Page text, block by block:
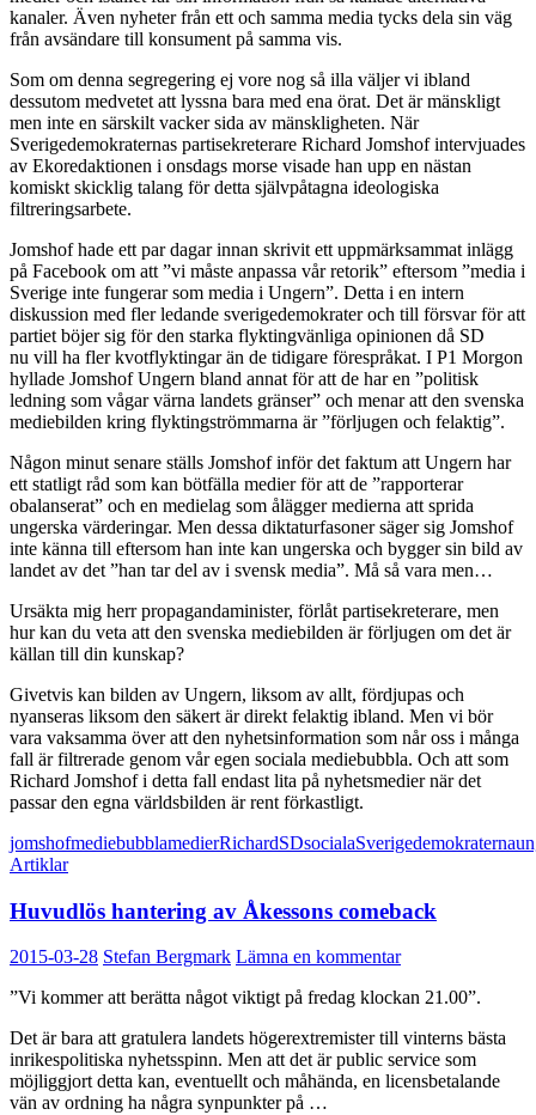
kanaler. Även nyheter från ett och samma media tycks dela sin väg
från avsändare till konsument på samma vis.
Som om denna segregering ej vore nog så illa väljer vi ibland
dessutom medvetet att lyssna bara med ena örat. Det är mänskligt
men inte en särskilt vacker sida av mänskligheten. När
Sverigedemokraternas partisekreterare Richard Jomshof intervjuades
av Ekoredaktionen i onsdags morse visade han upp en nästan
komiskt skicklig talang för detta självpåtagna ideologiska
filtreringsarbete.
Jomshof hade ett par dagar innan skrivit ett uppmärksammat inlägg
på Facebook om att ”vi måste anpassa vår retorik” eftersom ”media i
Sverige inte fungerar som media i Ungern”. Detta i en intern
diskussion med fler ledande sverigedemokrater och till försvar för att
partiet böjer sig för den starka flyktingvänliga opinionen då SD
nu vill ha fler kvotflyktingar än de tidigare förespråkat. I P1 Morgon
hyllade Jomshof Ungern bland annat för att de har en ”politisk
ledning som vågar värna landets gränser” och menar att den svenska
mediebilden kring flyktingströmmarna är ”förljugen och felaktig”.
Någon minut senare ställs Jomshof inför det faktum att Ungern har
ett statligt råd som kan bötfälla medier för att de ”rapporterar
obalanserat” och en medielag som ålägger medierna att sprida
ungerska värderingar. Men dessa diktaturfasoner säger sig Jomshof
inte känna till eftersom han inte kan ungerska och bygger sin bild av
landet av det ”han tar del av i svensk media”. Må så vara men…
Ursäkta mig herr propagandaminister, förlåt partisekreterare, men
hur kan du veta att den svenska mediebilden är förljugen om det är
källan till din kunskap?
Givetvis kan bilden av Ungern, liksom av allt, fördjupas och
nyanseras liksom den säkert är direkt felaktig ibland. Men vi bör
vara vaksamma över att den nyhetsinformation som når oss i många
fall är filtrerade genom vår egen sociala mediebubbla. Och att som
Richard Jomshof i detta fall endast lita på nyhetsmedier när det
passar den egna världsbilden är rent förkastligt.
jomshofmediebubblamedierRichardSDsocialaSverigedemokraterna
Artiklar
Huvudlös hantering av Åkessons comeback
2015-03-28 Stefan Bergmark Lämna en kommentar
”Vi kommer att berätta något viktigt på fredag klockan 21.00”.
Det är bara att gratulera landets högerextremister till vinterns bästa
inrikespolitiska nyhetsspinn. Men att det är public service som
möjliggjort detta kan, eventuellt och måhända, en licensbetalande
vän av ordning ha några synpunkter på …